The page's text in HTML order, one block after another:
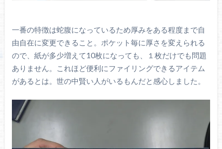
一番の特徴は蛇腹になっているため厚みをある程度まで自
由自在に変更できること。ポケット毎に厚さを変えられる
ので、紙が多少増えて10枚になっても、１枚だけでも問題
ありません。これほど便利にファイリングできるアイテム
があるとは。世の中賢い人がいるもんだと感心しました。